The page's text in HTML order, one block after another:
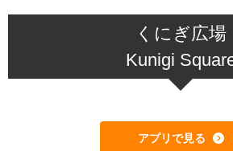
くにぎ広場
Kunigi
アプリで見る